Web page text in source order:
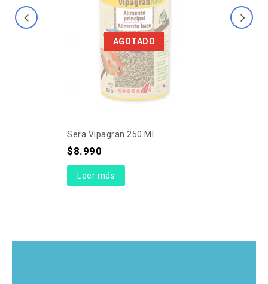
AGOTADO
Sera Vipagran 250 Ml
$8.990
Leer más